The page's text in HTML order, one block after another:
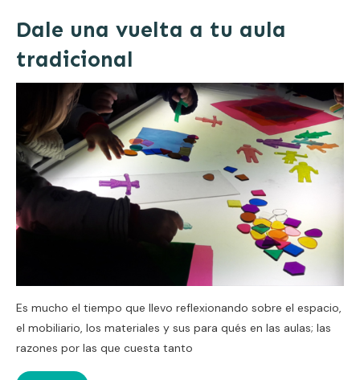
Dale una vuelta a tu aula
tradicional
Es mucho el tiempo que llevo reflexionando sobre el espacio,
el mobiliario, los materiales y sus para qués en las aulas; las
razones por las que cuesta tanto